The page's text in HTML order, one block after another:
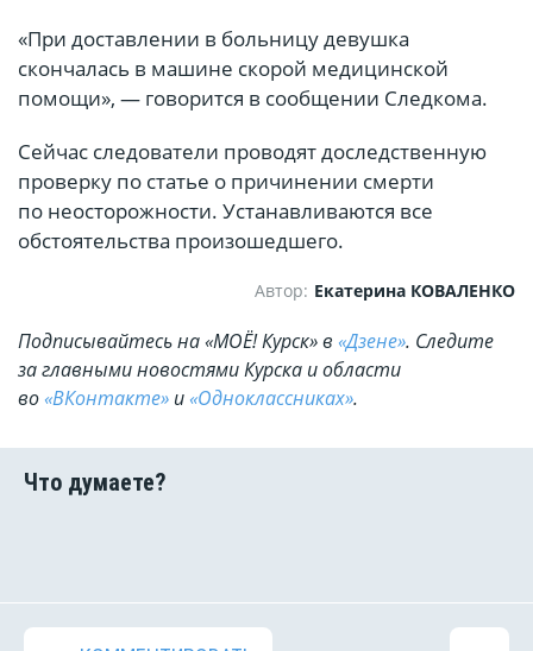
«При доставлении в больницу девушка
скончалась в машине скорой медицинской
помощи», — говорится в сообщении Следкома.
Сейчас следователи проводят доследственную
проверку по статье о причинении смерти
по неосторожности. Устанавливаются все
обстоятельства произошедшего.
Автор: Екатерина КОВАЛЕНКО
Подписывайтесь на «МОЁ! Курск» в «Дзене». Cледите
за главными новостями Курска и области
во«ВКонтакте» и«Одноклассниках».